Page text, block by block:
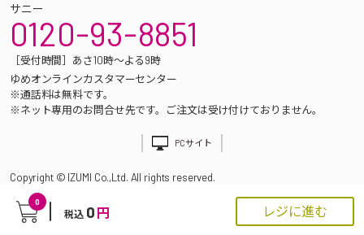
0
税込 0 円 レジに進む
サニー
0120-93-8851
［受付時間］あさ10時～よる9時
ゆめオンラインカスタマーセンター
※通話料は無料です。
※ネット専用のお問合せ先です。ご注文は受け付けておりません。
PCサイト
Copyright © IZUMI Co.,Ltd. All rights reserved.